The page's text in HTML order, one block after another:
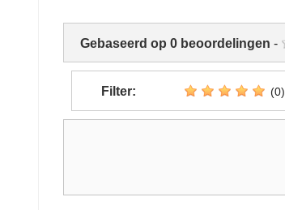
Gebaseerd op 0 beoordelingen -
Filter: (0)